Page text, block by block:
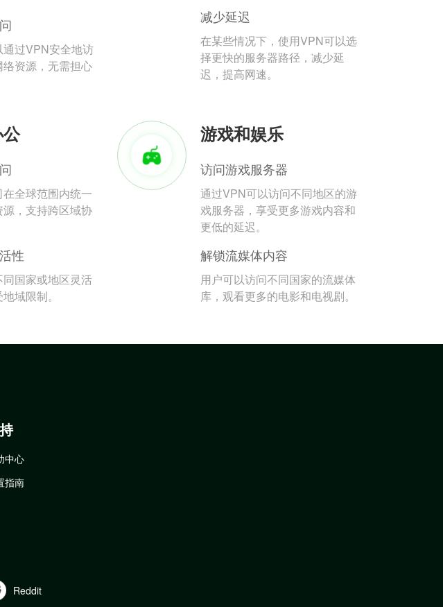
过VPN安全地访
资源，无需担心
减少延迟
在某些情况下，使用VPN可以选
择更快的服务器路径，减少延
迟，提高网速。
全球范围内统一
，支持跨区域协
性
同国家或地区灵活
域限制。
游戏和娱乐
访问游戏服务器
通过VPN可以访问不同地区的游
戏服务器，享受更多游戏内容和
更低的延迟。
解锁流媒体内容
用户可以访问不同国家的流媒体
库，观看更多的电影和电视剧。
中心
指南
Reddit